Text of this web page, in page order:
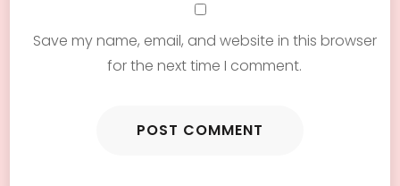
Save my name, email, and website in this browser
for the next time I comment.